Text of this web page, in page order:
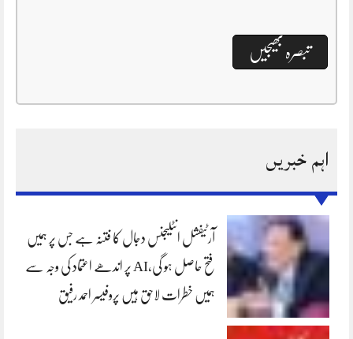
اہم خبریں
آرٹیفشل انٹلیجنس دجال کا فتنہ ہے جس پر ہمیں
فتح حاصل ہو گی،AI پر اندھے اعتماد کی وجہ سے
ہمیں خطرات لاحق ہیں پروفیسر احمد رفیق